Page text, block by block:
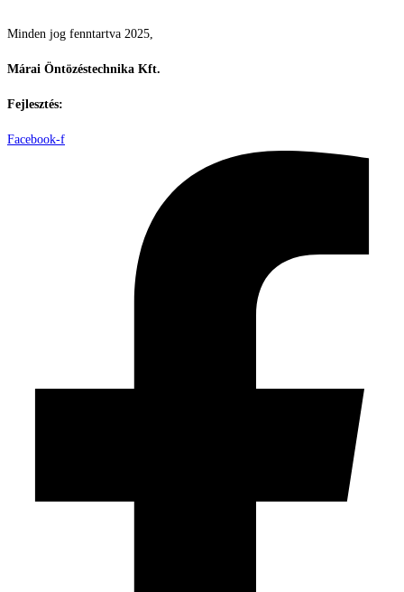
Minden jog fenntartva 2025,
Márai Öntözéstechnika Kft.
Fejlesztés:
Facebook-f